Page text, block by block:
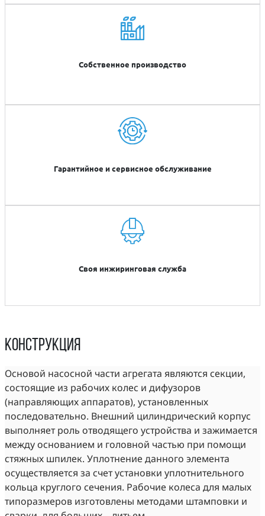
Собственное производство
Гарантийное и сервисное обслуживание
Своя инжиринговая служба
Конструкция
Основой насосной части агрегата являются секции,
состоящие из рабочих колес и дифузоров
(направляющих аппаратов), установленных
последовательно. Внешний цилиндрический корпус
выполняет роль отводящего устройства и зажимается
между основанием и головной частью при помощи
стяжных шпилек. Уплотнение данного элемента
осуществляется за счет установки уплотнительного
кольца круглого сечения. Рабочие колеса для малых
типоразмеров изготовлены методами штамповки и